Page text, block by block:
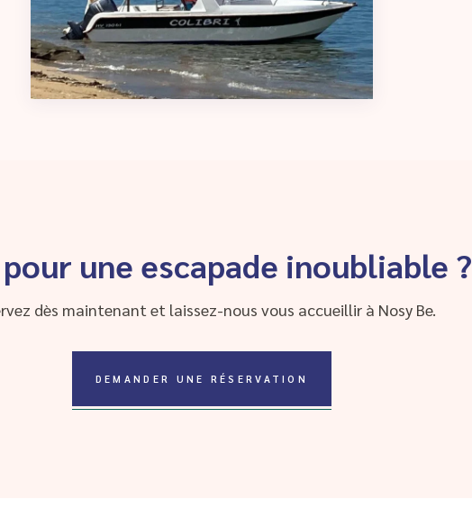
une escapade inoubliable ?
dès maintenant et laissez-nous vous accueillir à Nosy Be.
DEMANDER UNE RÉSERVATION